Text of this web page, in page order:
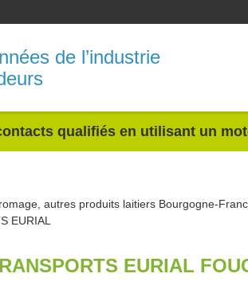
de l’industrie
qualifiés en utilisant un
autres produits laitiers Bourgogne-
EURIAL
EURIAL